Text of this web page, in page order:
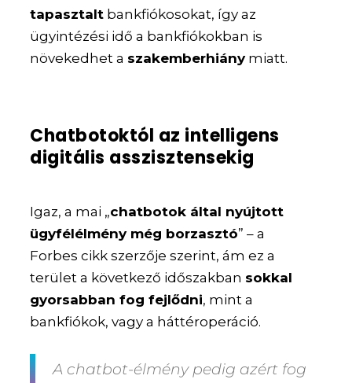
tapasztalt bankfiókosokat, így az
ügyintézési idő a bankfiókokban is
növekedhet a szakemberhiánymiatt.
Chatbotoktól az intelligens
digitális asszisztensekig
Igaz, a mai „chatbotok által nyújtott
ügyfélélmény még borzasztó” – a
Forbes cikk szerzője szerint, ám ez a
terület a következő időszakban sokkal
gyorsabban fog fejlődni, mint a
bankfiókok, vagy a háttéroperáció.
A chatbot-élmény pedig azért fog